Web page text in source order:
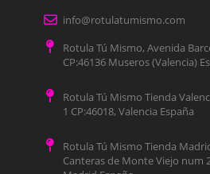
info@rotulatumismo.com
Rotula Tú Mismo, Avenida
CP:46136 Museros (Valencia)
Rotula Tú Mismo Tienda
1 CP:46018, Valencia España
Rotula Tú Mismo Tienda
Canteras de Monte Viejo num